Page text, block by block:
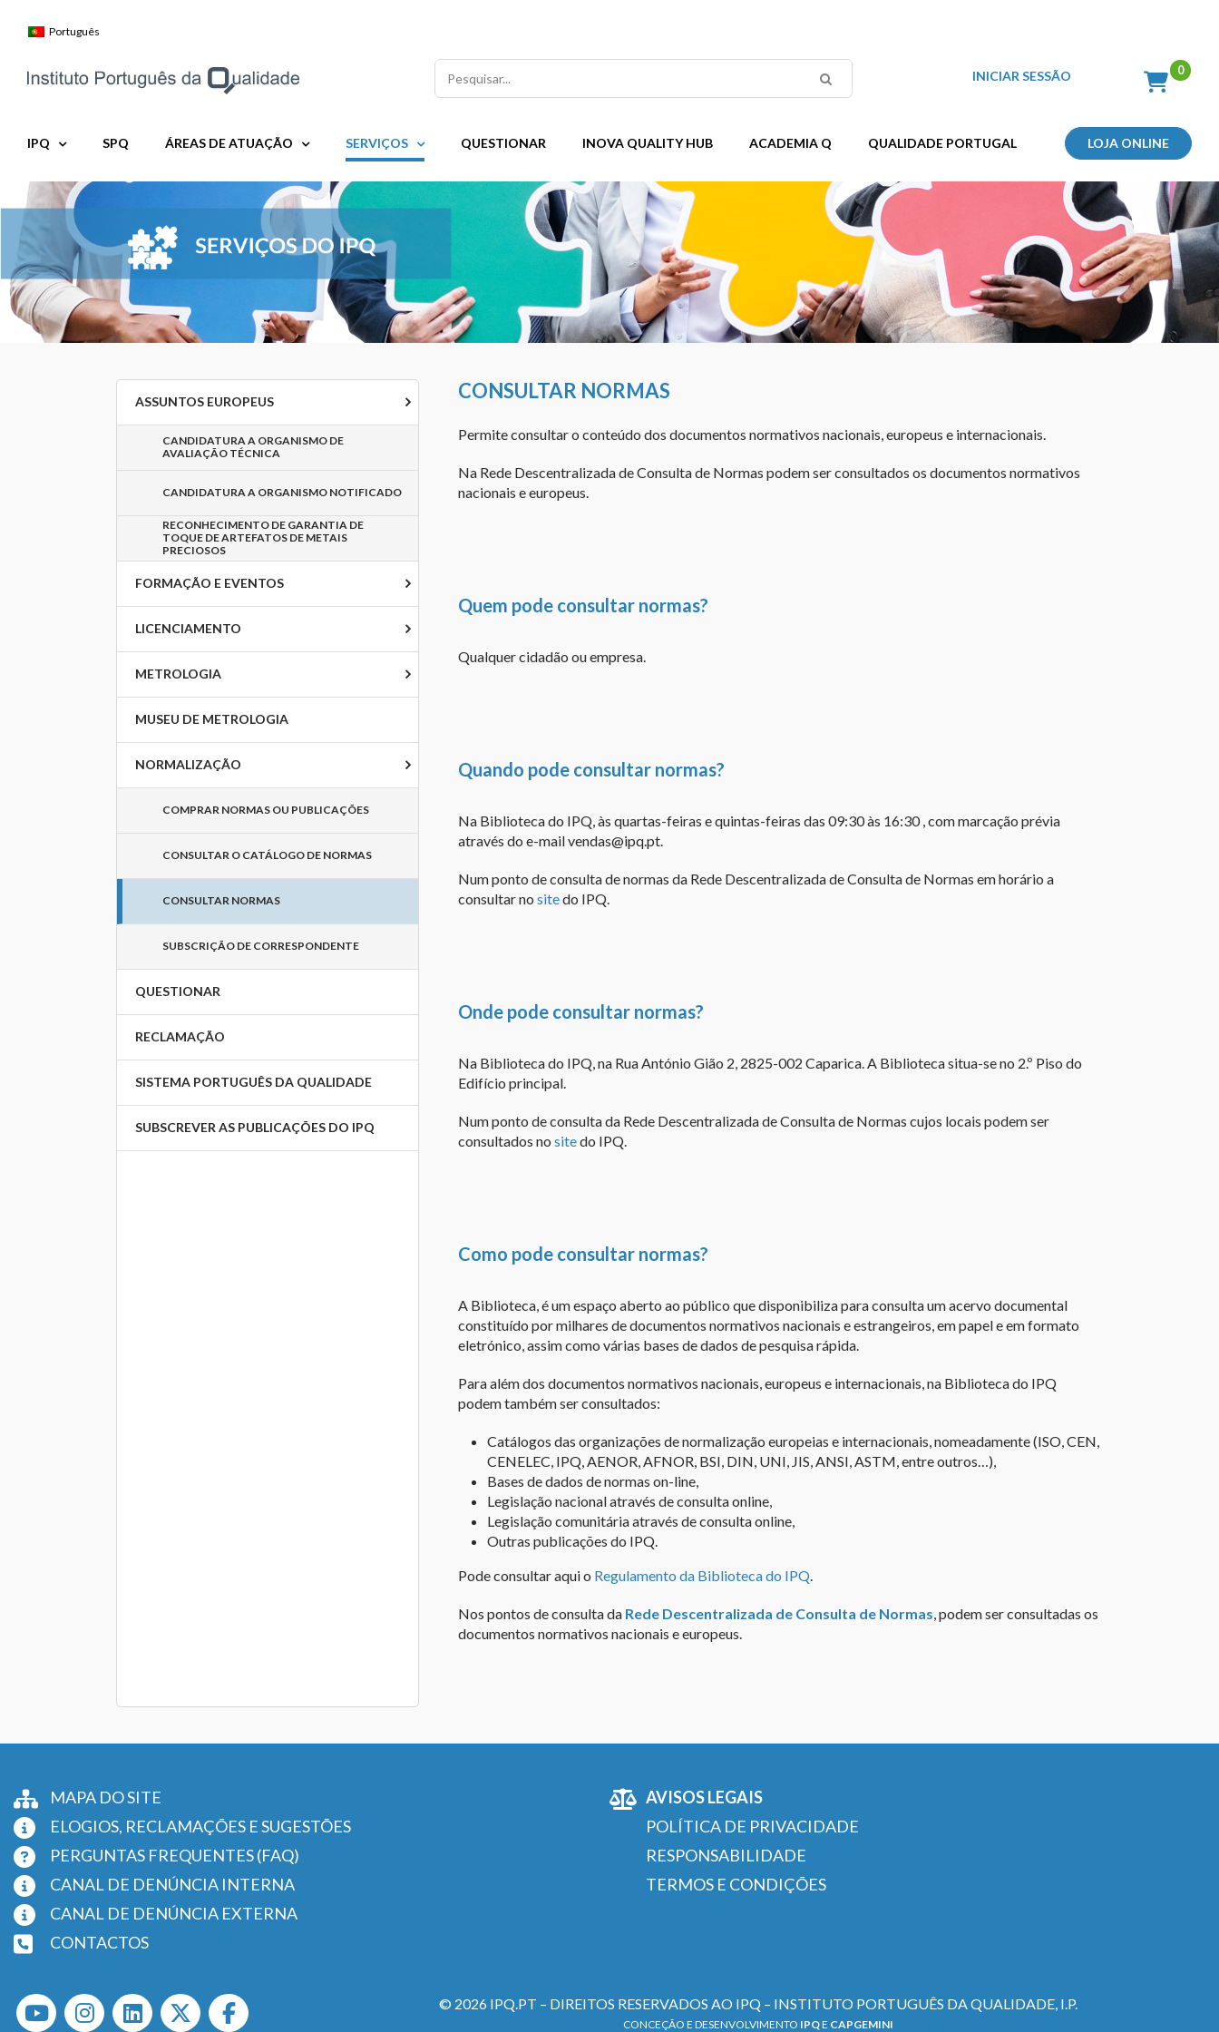
Português
Pesquisar INICIAR SESSÃO
IPQ SPQ ÁREAS DE ATUAÇÃO SERVIÇOS QUESTIONAR INOVA QUALITY HUB ACADEMIA Q QUALIDADE PORTUGAL LOJA ONLINE
ASSUNTOS EUROPEUS
CANDIDATURA A ORGANISMO DE
AVALIAÇÃO TÉCNICA
CANDIDATURA A ORGANISMO NOTIFICADO
RECONHECIMENTO DE GARANTIA DE
TOQUE DE ARTEFATOS DE METAIS
PRECIOSOS
FORMAÇÃO E EVENTOS
LICENCIAMENTO
METROLOGIA
MUSEU DE METROLOGIA
NORMALIZAÇÃO
COMPRAR NORMAS OU PUBLICAÇÕES
CONSULTAR O CATÁLOGO DE NORMAS
CONSULTAR NORMAS
SUBSCRIÇÃO DE CORRESPONDENTE
QUESTIONAR
RECLAMAÇÃO
SISTEMA PORTUGUÊS DA QUALIDADE
SUBSCREVER AS PUBLICAÇÕES DO IPQ
CONSULTAR NORMAS
Permite consultar o conteúdo dos documentos normativos nacionais, europeus e internacionais.
Na Rede Descentralizada de Consulta de Normas podem ser consultados os documentos normativos
nacionais e europeus.
Quem pode consultar normas?
Qualquer cidadão ou empresa.
Quando pode consultar normas?
Na Biblioteca do IPQ, às quartas-feiras e quintas-feiras das 09:30 às 16:30 , com marcação prévia
através do e-mail vendas@ipq.pt.
Num ponto de consulta de normas da Rede Descentralizada de Consulta de Normas em horário a
consultar nositedo IPQ.
Onde pode consultar normas?
Na Biblioteca do IPQ, na Rua António Gião 2, 2825-002 Caparica. A Biblioteca situa-se no 2.º Piso do
Edifício principal.
Num ponto de consulta da Rede Descentralizada de Consulta de Normas cujos locais podem ser
consultados nositedo IPQ.
Como pode consultar normas?
A Biblioteca, é um espaço aberto ao público que disponibiliza para consulta um acervo documental
constituído por milhares de documentos normativos nacionais e estrangeiros, em papel e em formato
eletrónico, assim como várias bases de dados de pesquisa rápida.
Para além dos documentos normativos nacionais, europeus e internacionais, na Biblioteca do IPQ
podem também ser consultados:
Catálogos das organizações de normalização europeias e internacionais, nomeadamente (ISO, CEN,
CENELEC, IPQ, AENOR, AFNOR, BSI, DIN, UNI, JIS, ANSI, ASTM, entre outros…),
Bases de dados de normas on-line,
Legislação nacional através de consulta online,
Legislação comunitária através de consulta online,
Outras publicações do IPQ.
Pode consultar aqui o Regulamento da Biblioteca do IPQ.
Nos pontos de consulta da Rede Descentralizada de Consulta de Normas, podem ser consultadas os
documentos normativos nacionais e europeus.
MAPA DO SITE
ELOGIOS, RECLAMAÇÕES E SUGESTÕES
PERGUNTAS FREQUENTES (FAQ)
CANAL DE DENÚNCIA INTERNA
CANAL DE DENÚNCIA EXTERNA
CONTACTOS
AVISOS LEGAIS
POLÍTICA DE PRIVACIDADE
RESPONSABILIDADE
TERMOS E CONDIÇÕES
© 2026 IPQ.PT – DIREITOS RESERVADOS AO IPQ – INSTITUTO PORTUGUÊS DA QUALIDADE, I.P.
CONCEÇÃO E DESENVOLVIMENTO IPQE CAPGEMINI